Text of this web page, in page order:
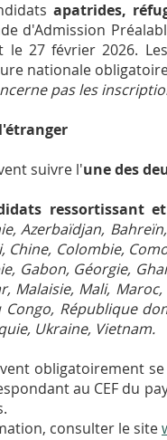
apatrides,
d'Admission
le 27 février 2026. Les
nationale
pas les
suivre l'une des
ressortissant
Azerbaïdjan,
Chine, Colombie,
Gabon, Géorgie,
Malaisie, Mali,
République
Ukraine, Vietnam.
obligatoirement
au CEF du
consulter le site